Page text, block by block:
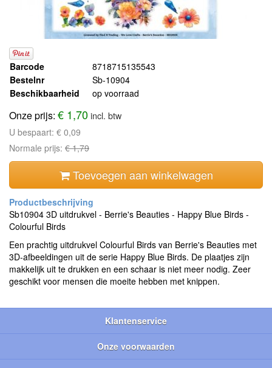
Barcode
8718715135543
Bestelnr
Sb-10904
Beschikbaarheid
op voorraad
Onze prijs: € 1,70incl. btw
U bespaart: € 0,09
Normale prijs: € 1,79
Toevoegen aan winkelwagen
Sb10904 3D uitdrukvel - Berrie's Beauties - Happy Blue Birds -
Colourful Birds
Een prachtig uitdrukvel Colourful Birds van Berrie's Beauties met
3D-afbeeldingen uit de serie Happy Blue Birds. De plaatjes zijn
makkelijk uit te drukken en een schaar is niet meer nodig. Zeer
geschikt voor mensen die moeite hebben met knippen.
Klantenservice
Onze voorwaarden